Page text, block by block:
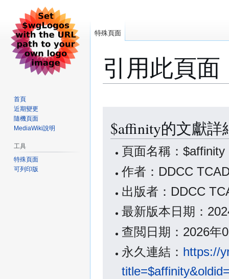
引用此頁面
$affinity的文獻詳
頁面名稱：$affinity
作者：DDCC
出版者：DDCC
最新版本日期：
查閲日期：2026年
永久連結： https://
特殊頁面
首頁
近期變更
隨機頁面
MediaWiki說明
工具
特殊頁面
可列印版